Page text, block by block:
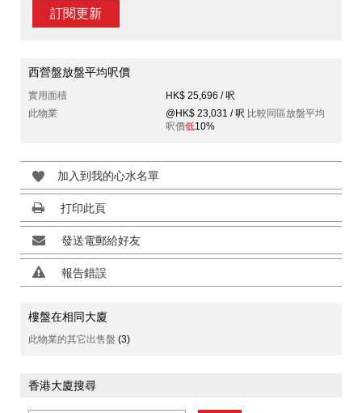
訂閱更新
西營盤放盤平均呎價
實用面積
HK$ 25,696 / 呎
此物業
@HK$ 23,031 / 呎 比較同區放盤平均
呎價低10%
加入到我的心水名單
打印此頁
發送電郵給好友
報告錯誤
樓盤在相同大廈
此物業的其它出售盤 (3)
香港大廈搜尋